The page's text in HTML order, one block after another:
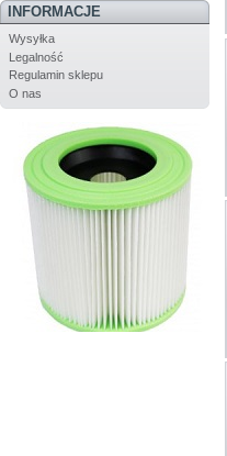
INFORMACJE
Wysyłka
Legalność
Regulamin sklepu
O nas